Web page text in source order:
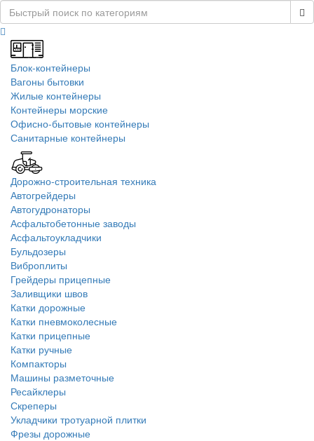
Блок-контейнеры
Вагоны бытовки
Жилые контейнеры
Контейнеры морские
Офисно-бытовые контейнеры
Санитарные контейнеры
Дорожно-строительная техника
Автогрейдеры
Автогудронаторы
Асфальтобетонные заводы
Асфальтоукладчики
Бульдозеры
Виброплиты
Грейдеры прицепные
Заливщики швов
Катки дорожные
Катки пневмоколесные
Катки прицепные
Катки ручные
Компакторы
Машины разметочные
Ресайклеры
Скреперы
Укладчики тротуарной плитки
Фрезы дорожные